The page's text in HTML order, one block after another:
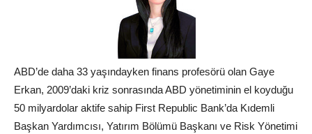
ABD’de daha 33 yaşındayken finans profesörü olan Gaye
Erkan, 2009’daki kriz sonrasında ABD yönetiminin el koyduğu
50 milyardolar aktife sahip First Republic Bank’da Kıdemli
Başkan Yardımcısı, Yatırım Bölümü Başkanı ve Risk Yönetimi